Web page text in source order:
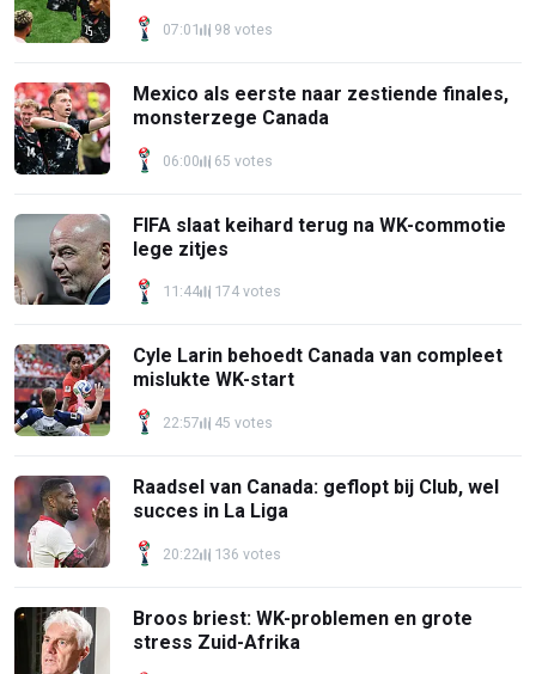
07:01 98 votes
Mexico als eerste naar zestiende finales,
monsterzege Canada
06:00 65 votes
FIFA slaat keihard terug na WK-commotie
lege zitjes
11:44 174 votes
Cyle Larin behoedt Canada van compleet
mislukte WK-start
22:57 45 votes
Raadsel van Canada: geflopt bij Club, wel
succes in La Liga
20:22 136 votes
Broos briest: WK-problemen en grote
stress Zuid-Afrika